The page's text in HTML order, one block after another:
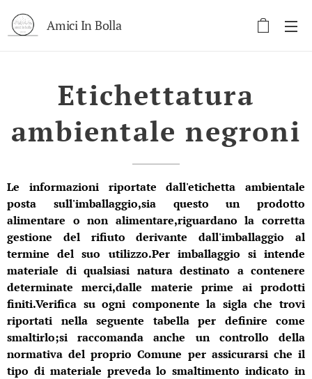
Amici In Bolla
Etichettatura
ambientale negroni
Le informazioni riportate dall'etichetta ambientale
posta sull'imballaggio,sia questo un prodotto
alimentare o non alimentare,riguardano la corretta
gestione del rifiuto derivante dall'imballaggio al
termine del suo utilizzo.Per imballaggio si intende
materiale di qualsiasi natura destinato a contenere
determinate merci,dalle materie prime ai prodotti
finiti.Verifica su ogni componente la sigla che trovi
riportati nella seguente tabella per definire come
smaltirlo;si raccomanda anche un controllo della
normativa del proprio Comune per assicurarsi che il
tipo di materiale preveda lo smaltimento indicato in